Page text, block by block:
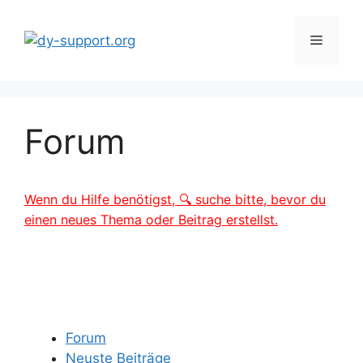
Inhalt
springen
Menü
Forum
Wenn du Hilfe benötigst, 🔍 suche bitte, bevor du
einen neues Thema oder Beitrag erstellst.
Forum
Neuste Beiträge